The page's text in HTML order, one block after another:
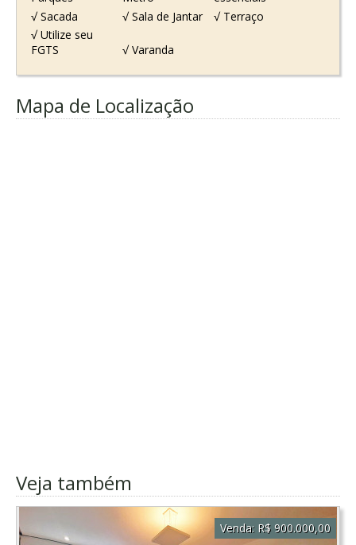
√ Sacada
√ Sala de Jantar
√ Terraço
√ Utilize seu
FGTS
√ Varanda
Mapa de Localização
Veja também
Venda: R$ 900.000,00